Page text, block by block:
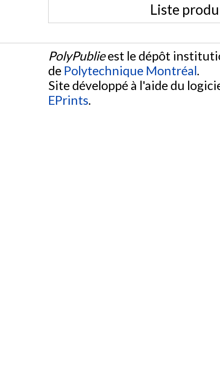
Liste
PolyPublieest le dépôt
de Polytechnique Montréal.
Site développé à l'aide du
EPrints.